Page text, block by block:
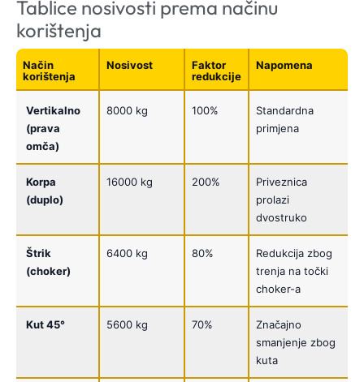
Tablice nosivosti prema načinu
korištenja
Način
korištenja
Nosivost
Faktor
redukcije
Napomena
Vertikalno
(prava
omča)
8000 kg 100%
Standardna
primjena
Korpa
(duplo)
16000 kg 200%
Priveznica
prolazi
dvostruko
Štrik
(choker)
6400 kg 80%
Redukcija zbog
trenja na točki
choker-a
Kut 45° 5600 kg 70%
Značajno
smanjenje zbog
kuta